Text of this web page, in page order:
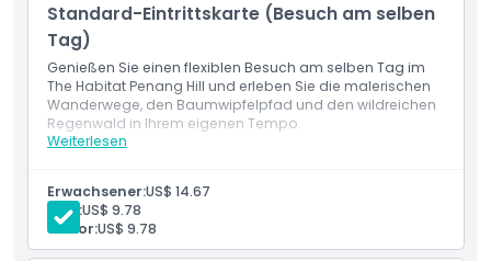
Highlights
Inklusivleistungen
Richtlinie für Kinder und Erwachsene
Ausschlüsse
Standard-Eintrittskarte (Besuch am selben
Tag)
Genießen Sie einen flexiblen Besuch am selben Tag im
The Habitat Penang Hill und erleben Sie die malerischen
Wanderwege, den Baumwipfelpfad und den wildreichen
Regenwald in Ihrem eigenen Tempo.
Weiterlesen
Leistungen
Genießen Sie Regenwaldspaziergänge und
Baumwipfelblicke vor 19:00 Uhr.
Erwachsener:US$ 14.67
Kind:US$ 9.78
Senior:US$ 9.78